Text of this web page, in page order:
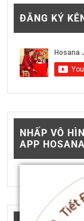
ĐĂNG KÝ
NHẤP VÔ
APP